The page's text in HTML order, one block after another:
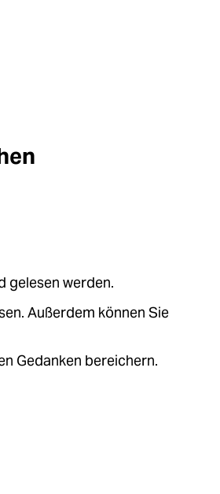
gelesen werden.
Außerdem können Sie
Gedanken bereichern.